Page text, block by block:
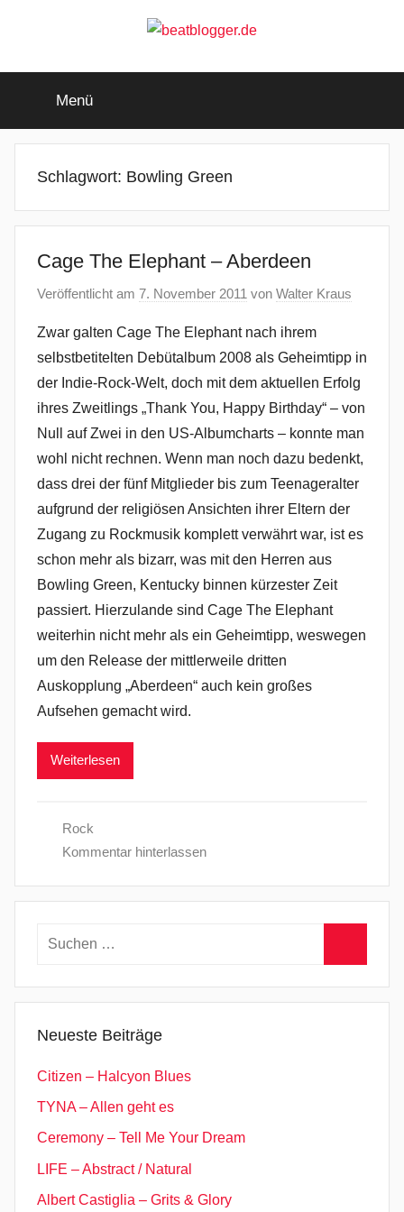
beatblogger.de
beat
goes
Menü
Schlagwort: Bowling Green
Cage The Elephant – Aberdeen
Veröffentlicht am 7. November 2011 von Walter Kraus
Zwar galten Cage The Elephant nach ihrem
selbstbetitelten Debütalbum 2008 als Geheimtipp in
der Indie-Rock-Welt, doch mit dem aktuellen Erfolg
ihres Zweitlings „Thank You, Happy Birthday“ – von
Null auf Zwei in den US-Albumcharts – konnte man
wohl nicht rechnen. Wenn man noch dazu bedenkt,
dass drei der fünf Mitglieder bis zum Teenageralter
aufgrund der religiösen Ansichten ihrer Eltern der
Zugang zu Rockmusik komplett verwährt war, ist es
schon mehr als bizarr, was mit den Herren aus
Bowling Green, Kentucky binnen kürzester Zeit
passiert. Hierzulande sind Cage The Elephant
weiterhin nicht mehr als ein Geheimtipp, weswegen
um den Release der mittlerweile dritten
Auskopplung „Aberdeen“ auch kein großes
Aufsehen gemacht wird.
Weiterlesen
Rock
Kommentar hinterlassen
Suchen
Neueste Beiträge
Citizen – Halcyon Blues
TYNA – Allen geht es
Ceremony – Tell Me Your Dream
LIFE – Abstract / Natural
Albert Castiglia – Grits & Glory